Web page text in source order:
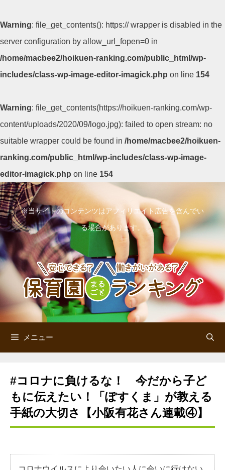
Warning: file_get_contents(): https:// wrapper is disabled in the
server configuration by allow_url_fopen=0 in
/home/macbee2/hoikuen-ranking.com/public_html/wp-
includes/class-wp-image-editor-imagick.php on line 154
Warning: file_get_contents(https://hoikuen-ranking.com/wp-
content/uploads/2020/09/logo.jpg): failed to open stream: no
suitable wrapper could be found in /home/macbee2/hoikuen-
ranking.com/public_html/wp-includes/class-wp-image-
editor-imagick.php on line 154
コ
ン
テ
ン
ツ
ス
ッ
※当サイトのコンテンツはアフィリエイト広告を含んでい
る場合があります。
メニュー
#コロナに負けるな！ 今だから子ど
もに伝えたい！「ぽすくま」が教える
手紙の大切さ【小阪有花さん連載④】